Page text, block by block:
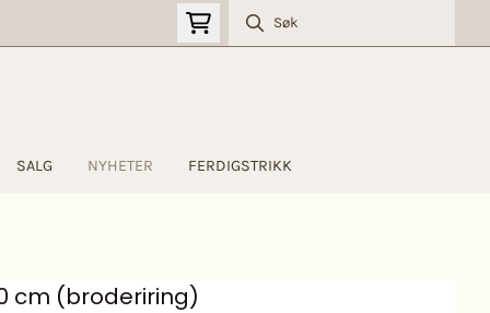
SALG NYHETER FERDIGSTRIKK
cm (broderiring)